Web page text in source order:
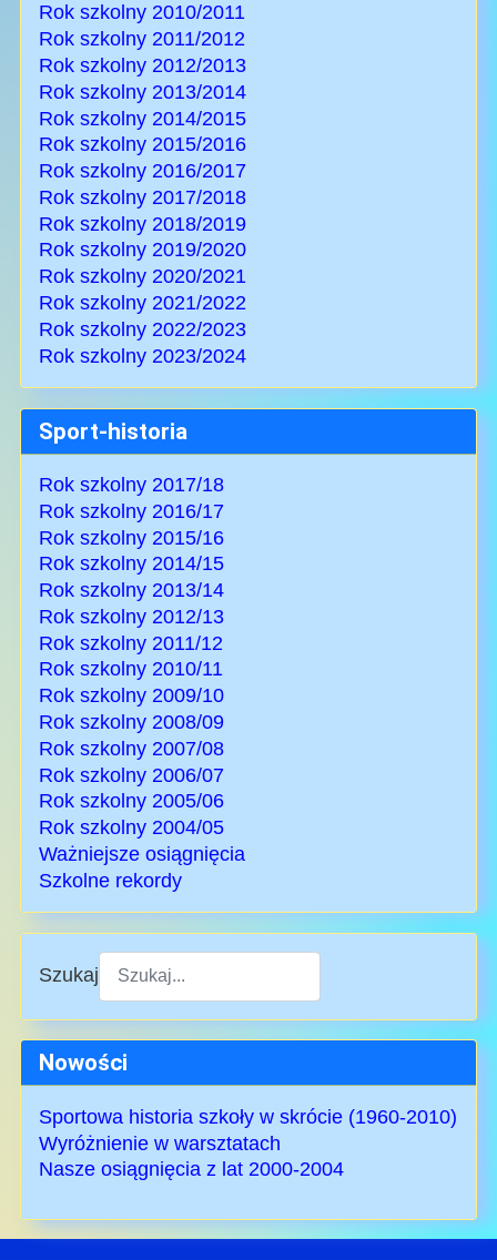
Rok szkolny 2010/2011
Rok szkolny 2011/2012
Rok szkolny 2012/2013
Rok szkolny 2013/2014
Rok szkolny 2014/2015
Rok szkolny 2015/2016
Rok szkolny 2016/2017
Rok szkolny 2017/2018
Rok szkolny 2018/2019
Rok szkolny 2019/2020
Rok szkolny 2020/2021
Rok szkolny 2021/2022
Rok szkolny 2022/2023
Rok szkolny 2023/2024
Sport-historia
Rok szkolny 2017/18
Rok szkolny 2016/17
Rok szkolny 2015/16
Rok szkolny 2014/15
Rok szkolny 2013/14
Rok szkolny 2012/13
Rok szkolny 2011/12
Rok szkolny 2010/11
Rok szkolny 2009/10
Rok szkolny 2008/09
Rok szkolny 2007/08
Rok szkolny 2006/07
Rok szkolny 2005/06
Rok szkolny 2004/05
Ważniejsze osiągnięcia
Szkolne rekordy
Szukaj
Type 2 or more characters for results.
Nowości
Sportowa historia szkoły w skrócie (1960-2010)
Wyróżnienie w warsztatach
Nasze osiągnięcia z lat 2000-2004